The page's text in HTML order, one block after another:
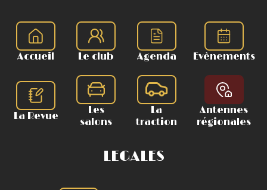
Accueil Le club Agenda Evènements
La Revue
Les
salons
La
traction
Antennes
régionales
LEGALES